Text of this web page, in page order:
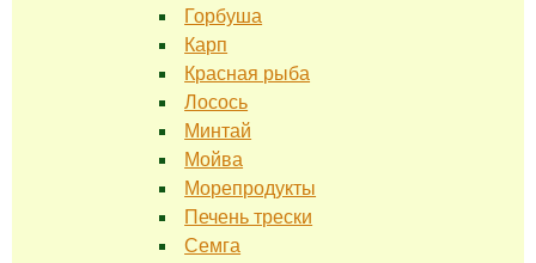
Горбуша
Карп
Красная рыба
Лосось
Минтай
Мойва
Морепродукты
Печень трески
Семга